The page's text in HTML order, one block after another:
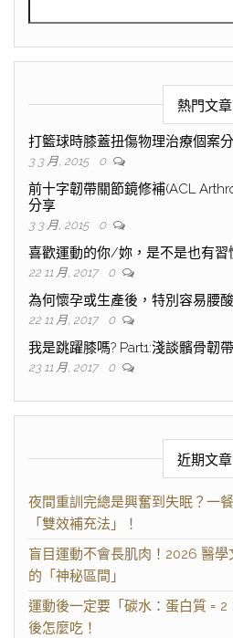
熱門文章
打籃球時膝蓋扭傷物理治療個案
3 3 月, 2015 0
前十字韌帶關節鏡修補(ACL
分享
3 3 月, 2015 0
喜歡運動的你/妳，是不是也有習
22 11 月, 2017 0
為何懷孕或生產後，特別容易腰酸
22 11 月, 2017 0
我是跳躍膝嗎? Part1:淺談髕骨韌
23 11 月, 2017 0
近期文章
夜間重訓完總是興奮到失眠？一
「雙效補充法」！
盲目運動不會長肌肉！2026 醫
的「神秘區間」
運動後一定要「碳水：蛋白質 = 2
後怎麼吃！